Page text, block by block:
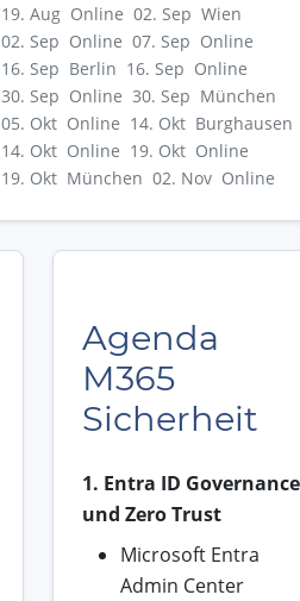
19. Aug Online 02. Sep Wien
02. Sep Online 07. Sep Online
16. Sep Berlin 16. Sep Online
30. Sep Online 30. Sep München
05. Okt Online 14. Okt Burghausen
14. Okt Online 19. Okt Online
19. Okt München 02. Nov Online
Agenda
M365
Sicherheit
1. Entra ID Governance
und Zero Trust
Microsoft Entra
Admin Center